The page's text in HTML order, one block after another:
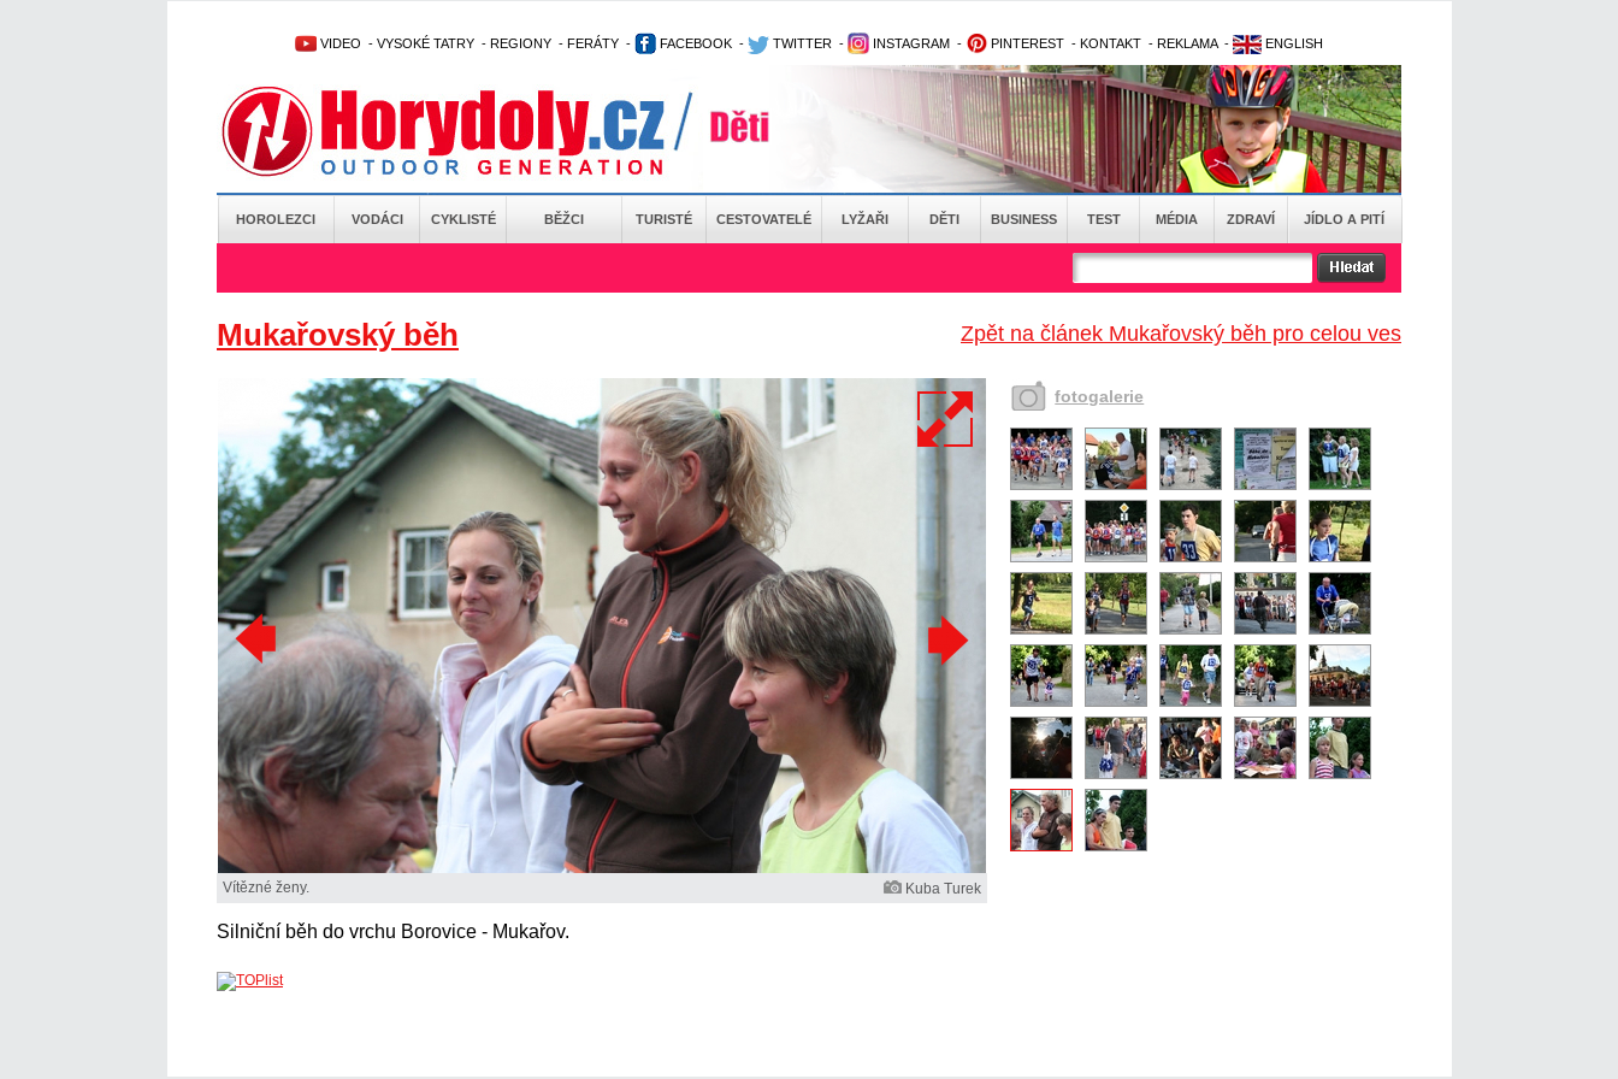
VIDEO - VYSOKÉ TATRY - REGIONY - FERÁTY - FACEBOOK - TWITTER - INSTAGRAM - PINTEREST - KONTAKT - REKLAMA - ENGLISH
HOROLEZCI VODÁCI CYKLISTÉ BĚŽCI TURISTÉ CESTOVATELÉ LYŽAŘI DĚTI BUSINESS TEST MÉDIA ZDRAVÍ JÍDLO A PITÍ
Zpět na článek Mukařovský běh pro celou ves
Mukařovský běh
Vítězné ženy. Kuba Turek
Silniční běh do vrchu Borovice - Mukařov.
fotogalerie